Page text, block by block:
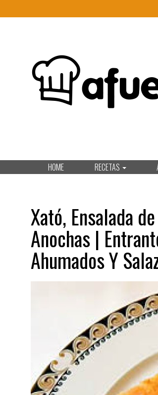
HOME RECETAS
Xató, Ensalada
Anochas |
Ahumados Y